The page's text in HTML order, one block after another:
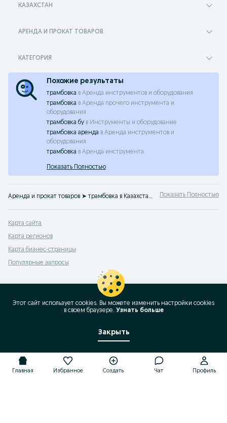
КАЗАХСТАН
АРЕНДА И ПРОКАТ ТОВАРОВ
КАТЕГОРИЯ
Похожие результаты
трамбовка в Аренда инструментов и оборудования
трамбовка в Аренда прочего инструмента и
оборудования
трамбовка бу в Инструменты и оборудование
трамбовка аренда в Аренда инструментов и
оборудования
трамбовка в Аренда инструмента
Показать Полностью
Аренда и прокат товаров ➤ трамбовка в Казахстане на OLX.kz ⭐ Большой выбор товаров напрокат ✔️ Доступные цены на OLX.kz! Показать Полностью
Карта сайта
Карта регионов
Карта бизнес-страницы
Популярные запросы
Главная Избранное Создать Чат Профиль
Этот сайт использует cookies. Вы можете изменить настройки cookies
в своeм браузере. Узнать больше
Закрыть